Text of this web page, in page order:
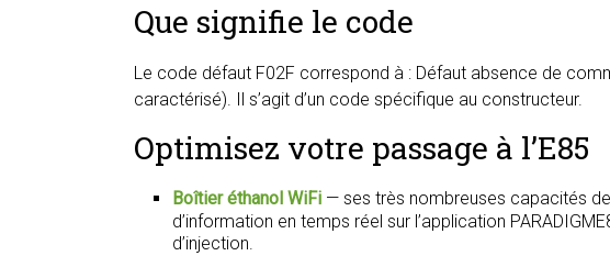
Que signifie le code
Le code défaut F02F correspond à : Défaut absence de
caractérisé). Il s’agit d’un code spécifique au constructeur.
Optimisez votre passage à l’E85
Boîtier éthanol WiFi — ses très nombreuses capacités
d’information en temps réel sur l’application
d’injection.